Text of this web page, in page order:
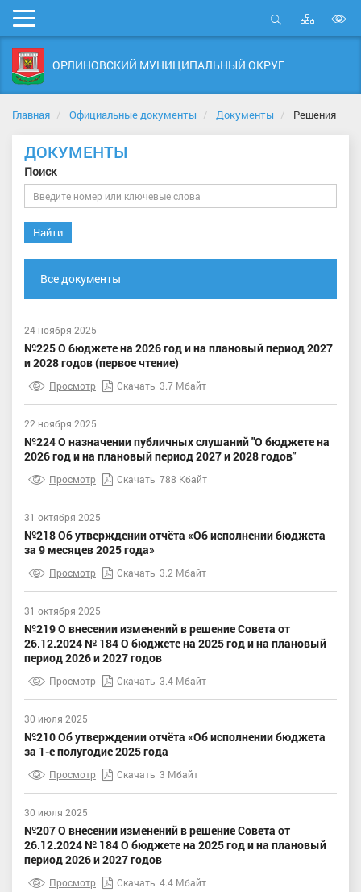
Мобильное
меню
Открыть
Карта
сайта
ОРЛИНОВСКИЙ МУНИЦИПАЛЬНЫЙ ОКРУГ
Главная Официальные документы Документы Решения
ДОКУМЕНТЫ
Поиск
Найти
Все документы
24 ноября 2025
№225 О бюджете на 2026 год и на плановый период 2027
и 2028 годов (первое чтение)
Просмотр Скачать 3.7 Мбайт
22 ноября 2025
№224 О назначении публичных слушаний "О бюджете на
2026 год и на плановый период 2027 и 2028 годов"
Просмотр Скачать 788 Кбайт
31 октября 2025
№218 Об утверждении отчёта «Об исполнении бюджета
за 9 месяцев 2025 года»
Просмотр Скачать 3.2 Мбайт
31 октября 2025
№219 О внесении изменений в решение Совета от
26.12.2024 № 184 О бюджете на 2025 год и на плановый
период 2026 и 2027 годов
Просмотр Скачать 3.4 Мбайт
30 июля 2025
№210 Об утверждении отчёта «Об исполнении бюджета
за 1-e полугодие 2025 года
Просмотр Скачать 3 Мбайт
30 июля 2025
№207 О внесении изменений в решение Совета от
26.12.2024 № 184 О бюджете на 2025 год и на плановый
период 2026 и 2027 годов
Просмотр Скачать 4.4 Мбайт